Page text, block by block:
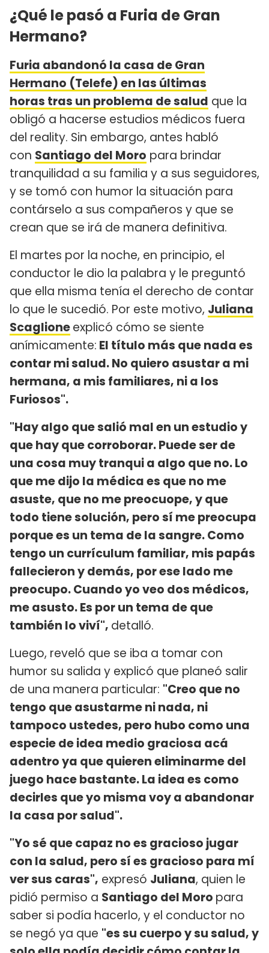
¿Qué le pasó a Furia de Gran
Hermano?
Furia abandonó la casa de Gran
Hermano (Telefe) en las últimas
horas tras un problema de salud que la
obligó a hacerse estudios médicos fuera
del reality. Sin embargo, antes habló
con Santiago del Moro para brindar
tranquilidad a su familia y a sus seguidores,
y se tomó con humor la situación para
contárselo a sus compañeros y que se
crean que se irá de manera definitiva.
El martes por la noche, en principio, el
conductor le dio la palabra y le preguntó
que ella misma tenía el derecho de contar
lo que le sucedió. Por este motivo, Juliana
Scaglioneexplicó cómo se siente
anímicamente: El título más que nada es
contar mi salud. No quiero asustar a mi
hermana, a mis familiares, ni a los
Furiosos".
"Hay algo que salió mal en un estudio y
que hay que corroborar. Puede ser de
una cosa muy tranqui a algo que no. Lo
que me dijo la médica es que no me
asuste, que no me preocuope, y que
todo tiene solución, pero sí me preocupa
porque es un tema de la sangre. Como
tengo un currículum familiar, mis papás
fallecieron y demás, por ese lado me
preocupo. Cuando yo veo dos médicos,
me asusto. Es por un tema de que
también lo viví", detalló.
Luego, reveló que se iba a tomar con
humor su salida y explicó que planeó salir
de una manera particular: "Creo que no
tengo que asustarme ni nada, ni
tampoco ustedes, pero hubo como una
especie de idea medio graciosa acá
adentro ya que quieren eliminarme del
juego hace bastante. La idea es como
decirles que yo misma voy a abandonar
la casa por salud".
"Yo sé que capaz no es gracioso jugar
con la salud, pero sí es gracioso para mí
ver sus caras", expresó Juliana, quien le
pidió permiso a Santiago del Moro para
saber si podía hacerlo, y el conductor no
se negó ya que "es su cuerpo y su salud, y